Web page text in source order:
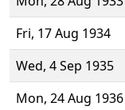
Fri, 17 Aug 1934
Wed, 4 Sep 1935
Mon, 24 Aug 1936